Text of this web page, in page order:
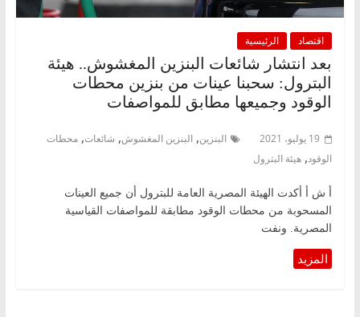
اقتصاد الرئيسية
بعد انتشار شائعات البنزين المغشوش.. هيئة
البترول: سحبنا عينات من بنزين محطات
الوقود وجميعها مطابق للمواصفات
19 يوليو، 2021 البنزين, البنزين المغشوش, شائعات, محطات
الوقود, هيئة البترول
أ ش أ أكدت الهيئة المصرية العامة للبترول أن جميع العينات
المسحوبة من محطات الوقود مطابقة للمواصفات القياسية
المصرية. ونفت